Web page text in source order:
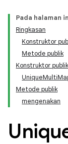
Pada halaman
Ringkasan
Konstruktor
Metode publik
Konstruktor publik
Metode publik
mengenakan